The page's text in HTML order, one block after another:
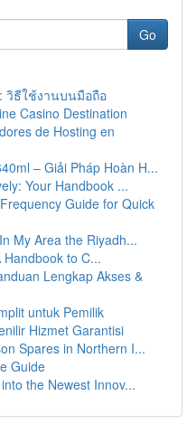
Go
วิธีใช้งานบนมือถือ
Casino Destination
de Hosting en
– Giải Pháp Hoàn H...
Your Handbook ...
Guide for Quick
My Area the Riyadh...
to C...
Lengkap Akses &
untuk Pemilik
Hizmet Garantisi
Spares in Northern I...
Guide
the Newest Innov...